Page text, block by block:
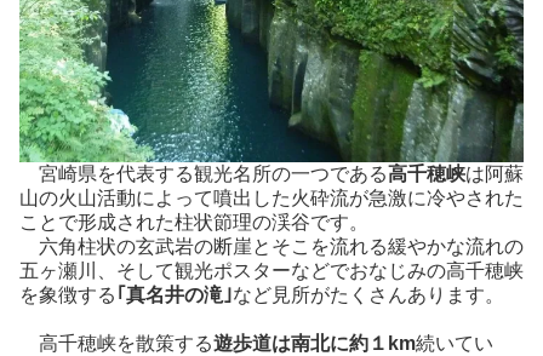
宮崎県を代表する観光名所の一つである高千穂峡は阿蘇
山の火山活動によって噴出した火砕流が急激に冷やされた
ことで形成された柱状節理の渓谷です。
六角柱状の玄武岩の断崖とそこを流れる緩やかな流れの
五ヶ瀬川、そして観光ポスターなどでおなじみの高千穂峡
を象徴する ｢真名井の滝｣など見所がたくさんあります。
高千穂峡を散策する遊歩道は南北に約１km続いてい